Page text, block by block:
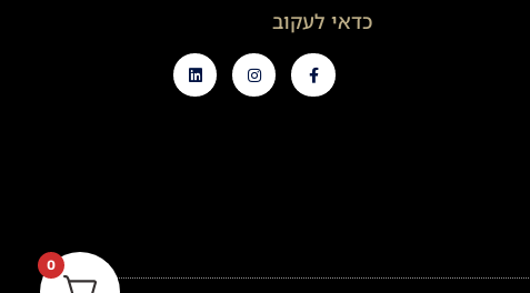
כדאי לעקוב
0